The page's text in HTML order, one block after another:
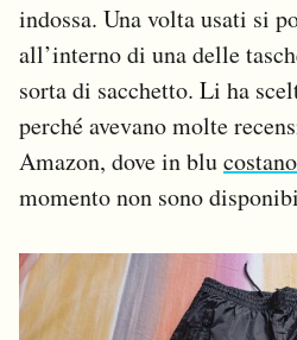
indossa. Una volta usati si
all’interno di una delle
sorta di sacchetto. Li ha
perché avevano molte
Amazon, dove in blu
momento non sono